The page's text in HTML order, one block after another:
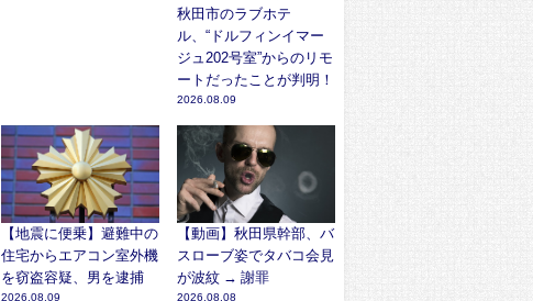
秋田市のラブホテ
ル、“ドルフィンイマー
ジュ202号室”からのリモ
ートだったことが判明！
2026.08.09
【地震に便乗】避難中の
住宅からエアコン室外機
を窃盗容疑、男を逮捕
2026.08.09
【動画】秋田県幹部、バ
スローブ姿でタバコ会見
が波紋 → 謝罪
2026.08.08